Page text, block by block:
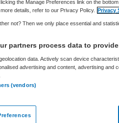
Ziekenhuis
rond. Hiermee
bedrag.
the Manage Preferences link on the
details, refer to our Privacy Policy. Privacy
not? Then we only place essential and
partners process data to
data. Actively scan device
advertising and content, advertising and
(vendors)